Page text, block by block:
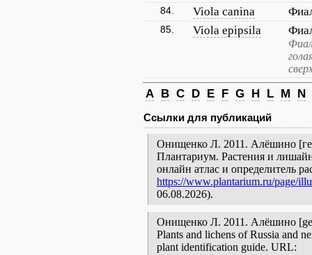
84. Viola canina
85. Viola epipsila
A B C D E F G H L M N
Ссылки для публикаций
Онищенко Л. 2011. Алёшино
Плантариум. Растения и
онлайн атлас и определитель
https://www.plantarium.ru/page/
06.08.2026).
Онищенко Л. 2011. Алёшино
Plants and lichens of Russia and
plant identification guide. URL: